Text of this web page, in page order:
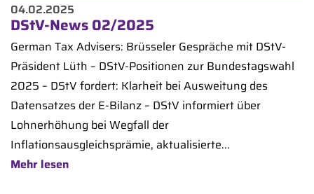
04.02.2025
DStV-News 02/2025
German Tax Advisers: Brüsseler Gespräche mit DStV-
Präsident Lüth – DStV-Positionen zur Bundestagswahl
2025 – DStV fordert: Klarheit bei Ausweitung des
Datensatzes der E-Bilanz – DStV informiert über
Lohnerhöhung bei Wegfall der
Inflationsausgleichsprämie, aktualisierte...
Mehr lesen